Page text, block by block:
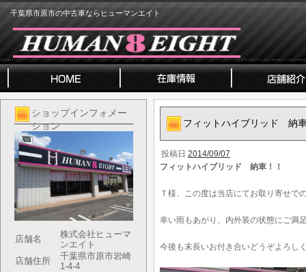
千葉県市原市の中古車ならヒューマンエイト
ショップインフォメー
ション
店舗名
株式会社ヒューマ
ンエイト
店舗住所
千葉県市原市岩崎
1-4-4
フィットハイブリッド 納
投稿日 2014/09/07
フィットハイブリッド 納車！！
Ｔ様、この度は当店にてお取り寄せで
幸い雨もあがり、内外装の状態にご満
今後も末長いお付き合いどうぞよろし